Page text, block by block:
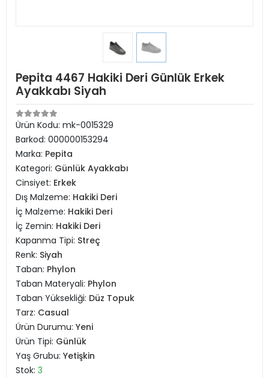
Pepita 4467 Hakiki Deri Günlük Erkek
Ayakkabı Siyah
Ürün Kodu: mk-0015329
Barkod: 000000153294
Marka: Pepita
Kategori: Günlük Ayakkabı
Cinsiyet: Erkek
Dış Malzeme: Hakiki Deri
İç Malzeme: Hakiki Deri
İç Zemin: Hakiki Deri
Kapanma Tipi: Streç
Renk: Siyah
Taban: Phylon
Taban Materyali: Phylon
Taban Yüksekliği: Düz Topuk
Tarz: Casual
Ürün Durumu: Yeni
Ürün Tipi: Günlük
Yaş Grubu: Yetişkin
Stok: 3